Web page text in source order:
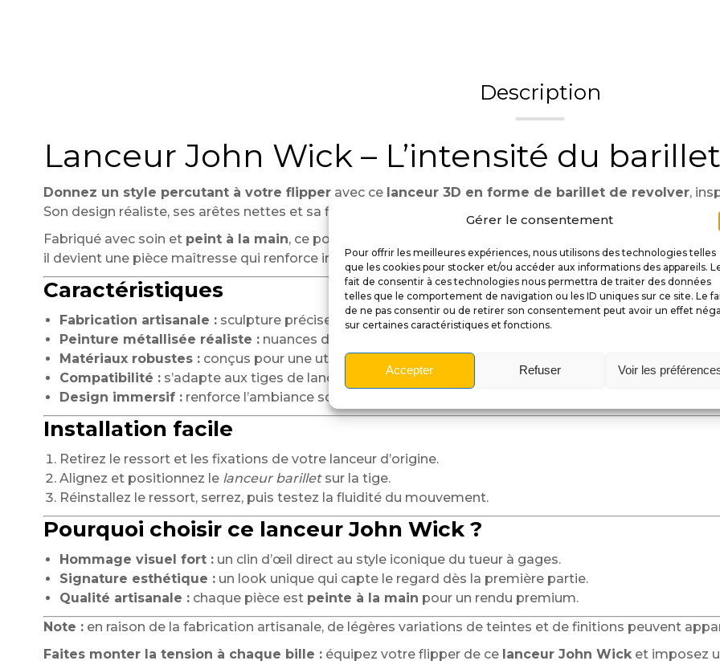
Gérer le consentement
Pour offrir les meilleures expériences, nous utilisons des technologies telles
que les cookies pour stocker et/ou accéder aux informations des appareils.
fait de consentir à ces technologies nous permettra de traiter des données
telles que le comportement de navigation ou les ID uniques sur ce site. Le
de ne pas consentir ou de retirer son consentement peut avoir un effet
sur certaines caractéristiques et fonctions.
Accepter Refuser Voir les
Description
Lanceur John Wick – L’intensité du
Donnez un style percutant à votre flipperavec ce lanceur 3D en forme de barillet de revolver,
Son design réaliste, ses arêtes nettes et sa finition métallisée transforment chaque lancement de bille
Fabriqué avec soin et peint à la main, ce pommeau associe robustesse et esthétique. Il résiste aux
il devient une pièce maîtresse qui renforce immédiatement l’immersion.
Caractéristiques
Fabrication artisanale :sculpture précise des chambres du barillet et des reliefs mécaniques.
Peinture métallisée réaliste :nuances d’acier et de noir pour un rendu profond et durable.
Matériaux robustes :conçus pour une utilisation régulière sans jeu ni usure prématurée.
Compatibilité :s’adapte aux tiges de lanceur standards (type Stern/Williams) pour une intégration
Design immersif :renforce l’ambiance sombre et tendue d’un flipper d’action.
Installation facile
Retirez le ressort et les fixations de votre lanceur d’origine.
Alignez et positionnez le lanceur barilletsur la tige.
Réinstallez le ressort, serrez, puis testez la fluidité du mouvement.
Pourquoi choisir ce lanceur John Wick ?
Hommage visuel fort :un clin d’œil direct au style iconique du tueur à gages.
Signature esthétique :un look unique qui capte le regard dès la première partie.
Qualité artisanale :chaque pièce est peinte à la main pour un rendu premium.
Note :en raison de la fabrication artisanale, de légères variations de teintes et de finitions peuvent
Faites monter la tension à chaque bille :équipez votre flipper de ce lanceur John Wicket imposez